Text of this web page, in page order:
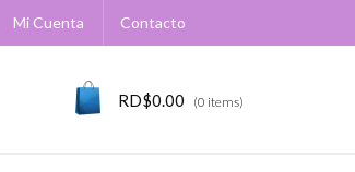
Mi Cuenta Contacto
RD$0.00 (0 items)